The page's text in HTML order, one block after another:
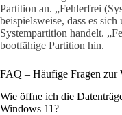
Partition an. „Fehlerfrei
beispielsweise, dass es
Systempartition handelt.
bootfähige Partition hin.
FAQ – Häufige Fragen zur
Wie öffne ich die
Windows 11?